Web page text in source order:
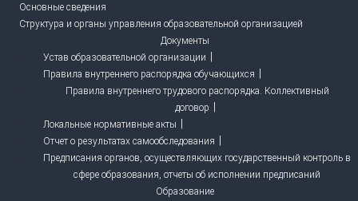
Основные сведения
Структура и органы управления образовательной организацией
Документы
Устав образовательной организации
Правила внутреннего распорядка обучающихся
Правила внутреннего трудового распорядка. Коллективный
договор
Локальные нормативные акты
Отчет о результатах самообследования
Предписания органов, осуществляющих государственный контроль в
сфере образования, отчеты об исполнении предписаний
Образование